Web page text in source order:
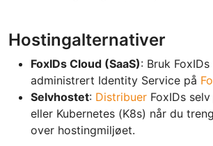
Hostingalternativer
FoxIDs Cloud (SaaS): Bruk
administrert Identity Service på
Selvhostet: Distribuer FoxIDs
eller Kubernetes (K8s) når du
over hostingmiljøet.